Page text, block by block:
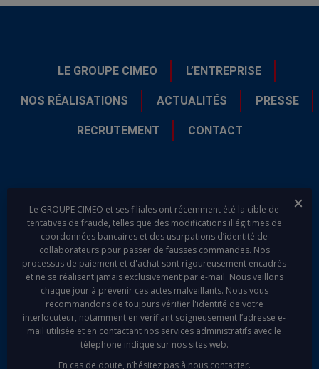
Le GROUPE CIMEO et ses filiales ont récemment été la cible de
tentatives de fraude, telles que des modifications illégitimes de
coordonnées bancaires et des usurpations d’identité de
collaborateurs pour passer de fausses commandes. Nos
processus de paiement et d'achat sont rigoureusement encadrés
et ne se réalisent jamais exclusivement par e-mail. Nous veillons
chaque jour à prévenir ces actes malveillants. Nous vous
recommandons de toujours vérifier l'identité de votre
interlocuteur, notamment en vérifiant soigneusement l’adresse e-
mail utilisée et en contactant nos services administratifs avec le
téléphone indiqué sur nos sites web.
En cas de doute, n’hésitez pas à nous contacter.
LE GROUPE CIMEO L’ENTREPRISE
NOS RÉALISATIONS ACTUALITÉS PRESSE
RECRUTEMENT CONTACT
linkedin youtube